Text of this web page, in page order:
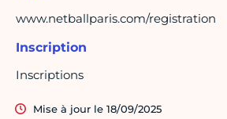
www.netballparis.com/registration
Inscription
Inscriptions
Mise à jour le 18/09/2025